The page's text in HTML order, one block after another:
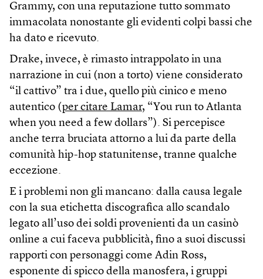
Grammy, con una reputazione tutto sommato
immacolata nonostante gli evidenti colpi bassi che
ha dato e ricevuto.
Drake, invece, è rimasto intrappolato in una
narrazione in cui (non a torto) viene considerato
“il cattivo” tra i due, quello più cinico e meno
autentico (per citare Lamar, “You run to Atlanta
when you need a few dollars”). Si percepisce
anche terra bruciata attorno a lui da parte della
comunità hip-hop statunitense, tranne qualche
eccezione.
E i problemi non gli mancano: dalla causa legale
con la sua etichetta discografica allo scandalo
legato all’uso dei soldi provenienti da un casinò
online a cui faceva pubblicità, fino a suoi discussi
rapporti con personaggi come Adin Ross,
esponente di spicco della manosfera, i gruppi